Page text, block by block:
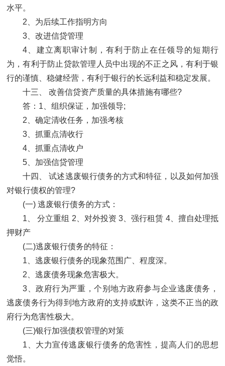
水平。
2、为后续工作指明方向
3、改进信贷管理
4、建立离职审计制，有利于防止在任领导的短期行
为，有利于防止贷款管理人员中出现的不正之风，有利于银
行的谨慎、稳健经营，有利于银行的长远利益和稳定发展。
十三、 改善信贷资产质量的具体措施有哪些?
答：1、组织保证，加强领导;
2、确定清收任务，加强考核
3、抓重点清收行
4、抓重点清收户
5、加强信贷管理
十四、 试述逃废银行债务的方式和特征，以及如何加强
对银行债权的管理?
(一) 逃废银行债务的方式：
1、 分立重组 2、对外投资 3、强行租赁 4、擅自处理抵
押财产
(二)逃废银行债务的特征：
1、逃废银行债务的现象范围广、程度深。
2、逃废债务现象危害极大。
3、政府行为严重，个别地方政府参与企业逃废债务，
逃废债务行为得到地方政府的支持或默许，这类不正当的政
府行为危害性极大。
(三)银行加强债权管理的对策
1、大力宣传逃废银行债务的危害性，提高人们的思想
觉悟。